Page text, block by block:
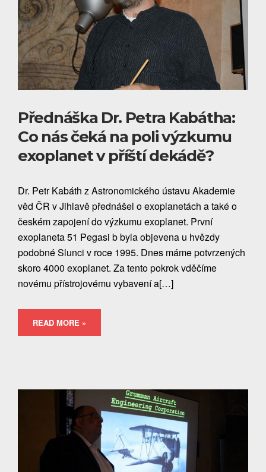
Přednáška Dr. Petra Kabátha:
Co nás čeká na poli výzkumu
exoplanet v příští dekádě?
Dr. Petr Kabáth z Astronomického ústavu Akademie
věd ČR v Jihlavě přednášel o exoplanetách a také o
českém zapojení do výzkumu exoplanet. První
exoplaneta 51 Pegasi b byla objevena u hvězdy
podobné Slunci v roce 1995. Dnes máme potvrzených
skoro 4000 exoplanet. Za tento pokrok vděčíme
novému přístrojovému vybavení a[…]
READ MORE »